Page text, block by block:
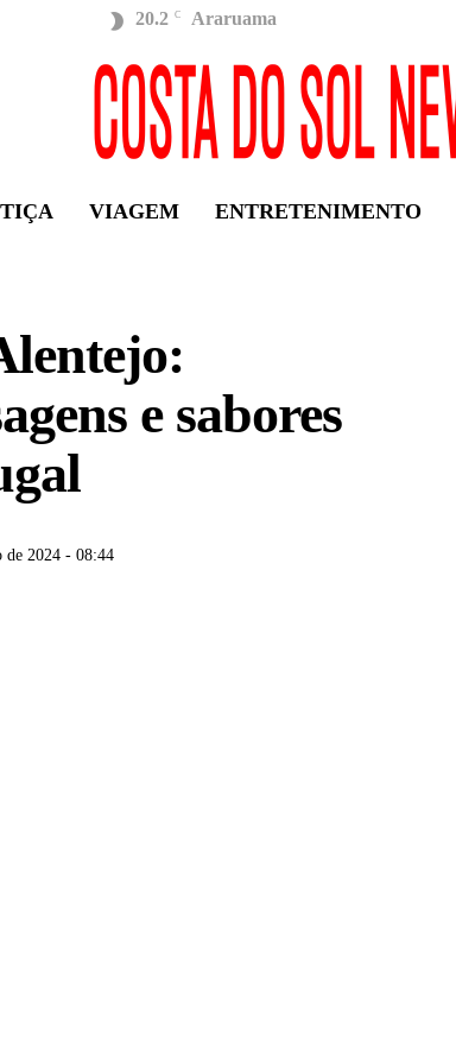
20.2 C Araruama
VIAGEM ENTRETENIMENTO
e sabores
de 2024 - 08:44